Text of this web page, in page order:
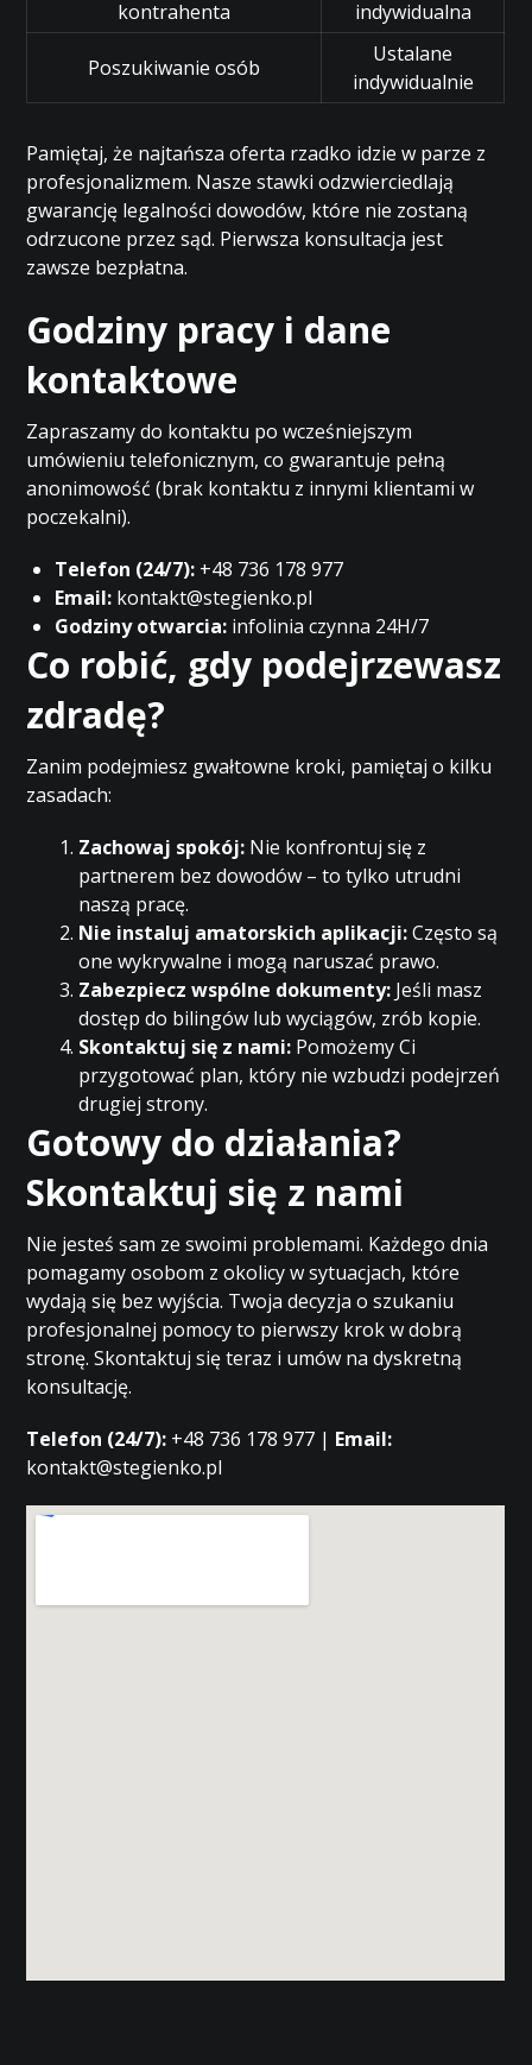
kontrahenta indywidualna
Poszukiwanie osób
Ustalane
indywidualnie
Pamiętaj, że najtańsza oferta rzadko idzie w parze z
profesjonalizmem. Nasze stawki odzwierciedlają
gwarancję legalności dowodów, które nie zostaną
odrzucone przez sąd. Pierwsza konsultacja jest
zawsze bezpłatna.
Godziny pracy i dane
kontaktowe
Zapraszamy do kontaktu po wcześniejszym
umówieniu telefonicznym, co gwarantuje pełną
anonimowość (brak kontaktu z innymi klientami w
poczekalni).
Telefon (24/7): +48 736 178 977
Email: kontakt@stegienko.pl
Godziny otwarcia: infolinia czynna 24H/7
Co robić, gdy podejrzewasz
zdradę?
Zanim podejmiesz gwałtowne kroki, pamiętaj o kilku
zasadach:
Zachowaj spokój: Nie konfrontuj się z
partnerem bez dowodów – to tylko utrudni
naszą pracę.
Nie instaluj amatorskich aplikacji:Często są
one wykrywalne i mogą naruszać prawo.
Zabezpiecz wspólne dokumenty: Jeśli masz
dostęp do bilingów lub wyciągów, zrób kopie.
Skontaktuj się z nami: Pomożemy Ci
przygotować plan, który nie wzbudzi podejrzeń
drugiej strony.
Gotowy do działania?
Skontaktuj się z nami
Nie jesteś sam ze swoimi problemami. Każdego dnia
pomagamy osobom z okolicy w sytuacjach, które
wydają się bez wyjścia. Twoja decyzja o szukaniu
profesjonalnej pomocy to pierwszy krok w dobrą
stronę. Skontaktuj się teraz i umów na dyskretną
konsultację.
Telefon (24/7): +48 736 178 977 | Email:
kontakt@stegienko.pl